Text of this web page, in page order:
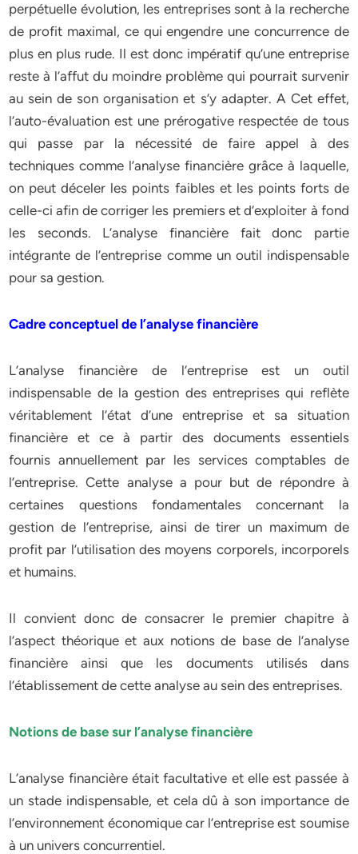
perpétuelle évolution, les entreprises sont à la recherche
de profit maximal, ce qui engendre une concurrence de
plus en plus rude. Il est donc impératif qu’une entreprise
reste à l’affut du moindre problème qui pourrait survenir
au sein de son organisation et s’y adapter. A Cet effet,
l’auto-évaluation est une prérogative respectée de tous
qui passe par la nécessité de faire appel à des
techniques comme l’analyse financière grâce à laquelle,
on peut déceler les points faibles et les points forts de
celle-ci afin de corriger les premiers et d’exploiter à fond
les seconds. L’analyse financière fait donc partie
intégrante de l’entreprise comme un outil indispensable
pour sa gestion.
Cadre conceptuel de l’analyse financière
L’analyse financière de l’entreprise est un outil
indispensable de la gestion des entreprises qui reflète
véritablement l’état d’une entreprise et sa situation
financière et ce à partir des documents essentiels
fournis annuellement par les services comptables de
l’entreprise. Cette analyse a pour but de répondre à
certaines questions fondamentales concernant la
gestion de l’entreprise, ainsi de tirer un maximum de
profit par l’utilisation des moyens corporels, incorporels
et humains.
Il convient donc de consacrer le premier chapitre à
l’aspect théorique et aux notions de base de l’analyse
financière ainsi que les documents utilisés dans
l’établissement de cette analyse au sein des entreprises.
Notions de base sur l’analyse financière
L’analyse financière était facultative et elle est passée à
un stade indispensable, et cela dû à son importance de
l’environnement économique car l’entreprise est soumise
à un univers concurrentiel.